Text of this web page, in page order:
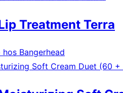
Treatment Terra
Bangerhead